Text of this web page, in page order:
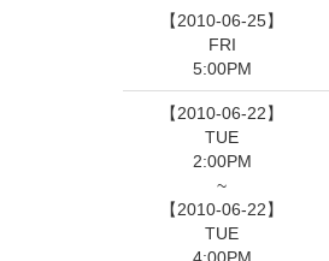
【2010-06-25】
FRI
5:00PM
【2010-06-22】
TUE
2:00PM
~
【2010-06-22】
TUE
4:00PM